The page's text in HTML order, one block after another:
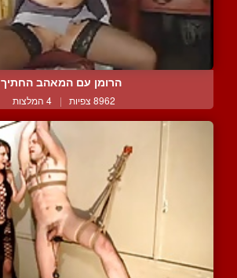
הרומן עם המאהב החתיך
8962 צפיות | 4 המלצות